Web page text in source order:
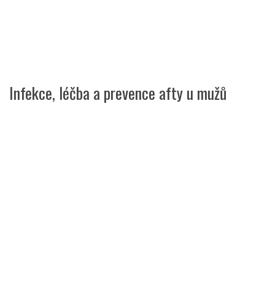
Infekce, léčba a prevence afty u mužů